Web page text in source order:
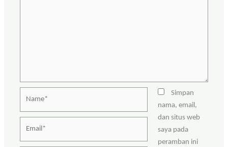
Simpan
nama, email,
dan situs web
saya pada
peramban ini